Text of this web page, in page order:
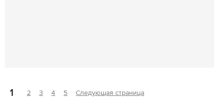
1 2 3 4 5 Следующая страница